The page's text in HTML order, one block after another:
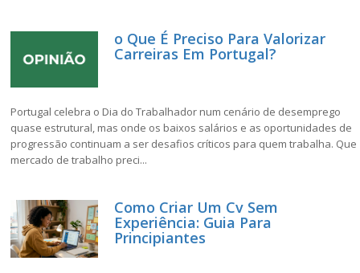
o Que É Preciso Para Valorizar
Carreiras Em Portugal?
Portugal celebra o Dia do Trabalhador num cenário de desemprego
quase estrutural, mas onde os baixos salários e as oportunidades de
progressão continuam a ser desafios críticos para quem trabalha. Que
mercado de trabalho preci...
Como Criar Um Cv Sem
Experiência: Guia Para
Principiantes